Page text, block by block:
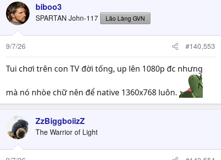
c
t
i
o
n
biboo3
SPARTAN John-117 Lão Làng GVN
9/7/26 #140,553
Tui chơi trên con TV đời tống, up lên 1080p đc nhưng
mà nó nhòe chữ nên để native 1360x768 luôn.
ZzBiggboiizZ
The Warrior of Light